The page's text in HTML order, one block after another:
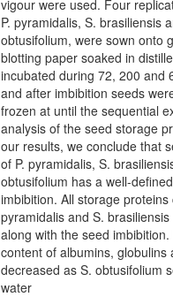
vigour were used. Four
P. pyramidalis, S. brasiliensis
obtusifolium, were sown onto
blotting paper soaked in
incubated during 72, 200 and
and after imbibition seeds
frozen at until the sequential
analysis of the seed storage
our results, we conclude that
of P. pyramidalis, S.
obtusifolium has a well-
imbibition. All storage proteins
pyramidalis and S.
along with the seed
content of albumins, globulins
decreased as S. obtusifolium
water